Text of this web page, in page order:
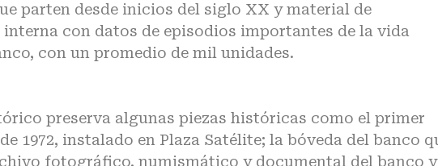
parten desde inicios del siglo XX y material de
con datos de episodios importantes de la vida
con un promedio de mil unidades.
preserva algunas piezas históricas como el primer
1972, instalado en Plaza Satélite; la bóveda del banco
fotográfico, numismático y documental del banco y